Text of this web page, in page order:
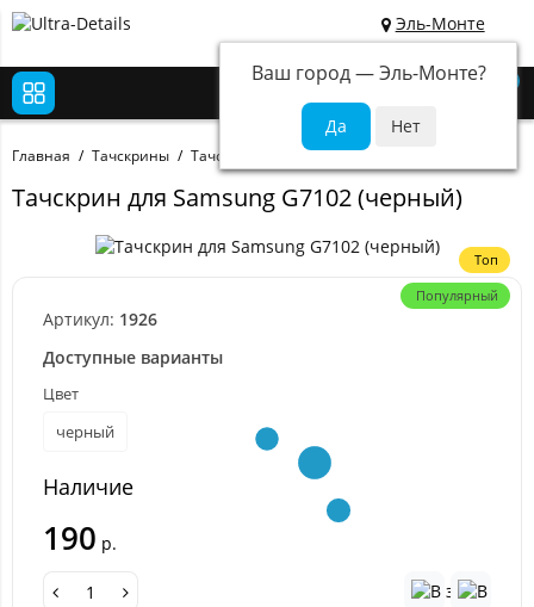
Эль-Монте
Ваш город —Эль-Монте?
Главная Тачскрины Тачскрины для Samsung
Тачскрин для Samsung G7102 (черный)
Топ
Популярный
Артикул: 1926
Доступные варианты
Цвет
черный
Наличие
190 р.